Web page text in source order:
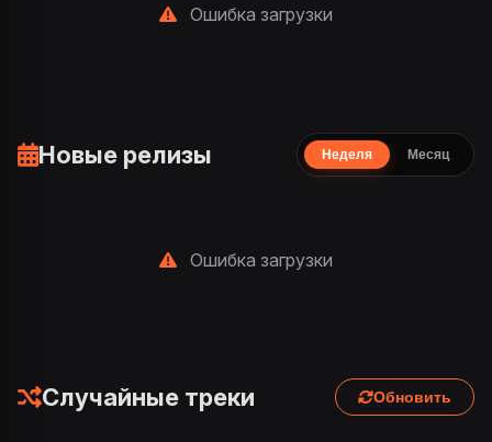
Ошибка загрузки
Новые релизы Неделя Месяц
Ошибка загрузки
Случайные треки Обновить